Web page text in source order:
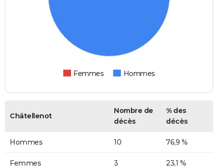
Femmes Hommes
Châtellenot
Nombre de
décès
% des
décès
Hommes 10 76,9 %
Femmes 3 23,1 %